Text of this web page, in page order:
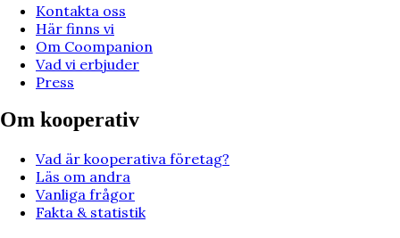
Kontakta oss
Här finns vi
Om Coompanion
Vad vi erbjuder
Press
Om kooperativ
Vad är kooperativa företag?
Läs om andra
Vanliga frågor
Fakta & statistik